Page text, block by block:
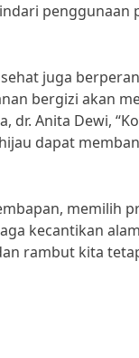
juga
bergizi akan
Anita Dewi,
dapat
memilih
kecantikan
rambut kita